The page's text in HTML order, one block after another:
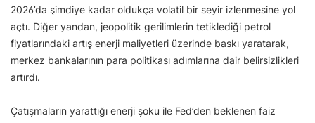
2026’da şimdiye kadar oldukça volatil bir seyir izlenmesine yol
açtı. Diğer yandan, jeopolitik gerilimlerin tetiklediği petrol
fiyatlarındaki artış enerji maliyetleri üzerinde baskı yaratarak,
merkez bankalarının para politikası adımlarına dair belirsizlikleri
artırdı.
Çatışmaların yarattığı enerji şoku ile Fed’den beklenen faiz